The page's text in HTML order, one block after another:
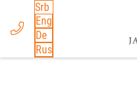
Srb
Eng
De
Rus